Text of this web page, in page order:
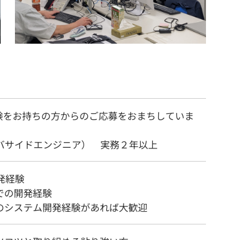
お持ちの方からのご応募をおまちしていま
サイドエンジニア） 実務２年以上
経験
の開発経験
システム開発経験があれば大歓迎